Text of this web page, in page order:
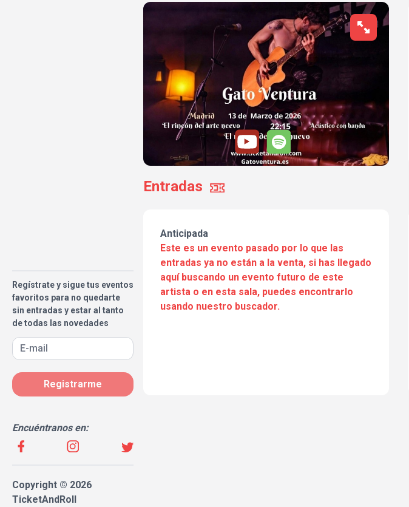
Regístrate y sigue tus eventos
favoritos para no quedarte
sin entradas y estar al tanto
de todas las novedades
Registrarme
Encuéntranos en:
Copyright © 2026
TicketAndRoll
Entradas
Anticipada
Este es un evento pasado por lo que las
entradas ya no están a la venta, si has llegado
aquí buscando un evento futuro de este
artista o en esta sala, puedes encontrarlo
usando nuestro buscador.